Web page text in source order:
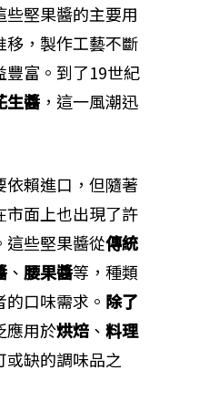
堅果醬的主要用
移，製作工藝不斷
豐富。到了19世紀
生醬 ，這一風潮迅
依賴進口，但隨著
市面上也出現了許
這些堅果醬從傳統
、 腰果醬等，種類
口味需求。 除了
應用於烘焙 、 料理
缺的調味品之